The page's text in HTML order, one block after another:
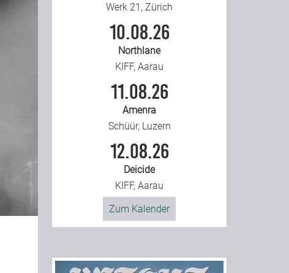
Werk 21, Zürich
10.08.26
Northlane
KIFF, Aarau
11.08.26
Amenra
Schüür, Luzern
12.08.26
Deicide
KIFF, Aarau
Zum Kalender